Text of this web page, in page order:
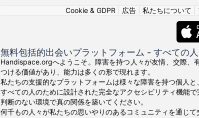
Cookie & GDPR
広告| 私たちについて
無料包括的出会いプラットフォーム - すべての
Handispace.orgへようこそ。障害を持つ人々が友情、交際、
つける価値があり、能力は多くの形で現れます。
私たちの支援的なプラットフォームは様々な障害を持つ個人
すべての人のために設計された完全なアクセシビリティ機能
判断のない環境で真の関係を築いてください。
何千もの人々が私たちの思いやりのあるコミュニティを通じて